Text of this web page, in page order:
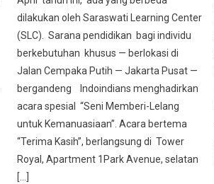
dilakukan oleh Saraswati Learning Center
(SLC). Sarana pendidikan bagi individu
berkebutuhan khusus — berlokasi di
Jalan Cempaka Putih — Jakarta Pusat —
bergandeng Indoindians menghadirkan
acara spesial “Seni Memberi-Lelang
untuk Kemanuasiaan”. Acara bertema
“Terima Kasih”, berlangsung di Tower
Royal, Apartment 1Park Avenue, selatan
[…]